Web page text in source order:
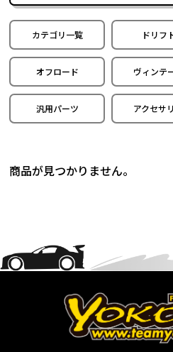
カテゴリ一覧 ドリフ
オフロード ヴィンテ
汎用パーツ アクセサ
商品が見つかりません。